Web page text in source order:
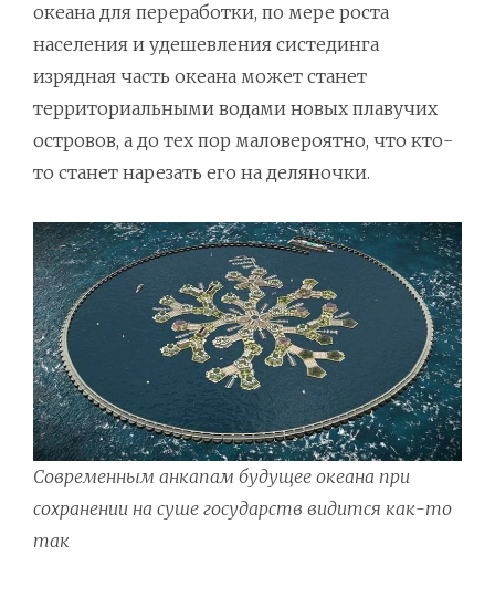
океана для переработки, по мере роста
населения и удешевления систединга
изрядная часть океана может станет
территориальными водами новых плавучих
островов, а до тех пор маловероятно, что кто-
то станет нарезать его на деляночки.
Современным анкапам будущее океана при
сохранении на суше государств видится как-то
так